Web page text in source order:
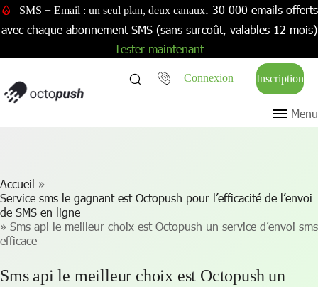
SMS + Email : un seul plan, deux canaux. 30 000 emails offerts
avec chaque abonnement SMS (sans surcoût, valables 12 mois)
Tester maintenant
Connexion Inscription
Menu
Accueil »
Service sms le gagnant est Octopush pour l’efficacité de l’envoi
de SMS en ligne
» Sms api le meilleur choix est Octopush un service d’envoi sms
efficace
Sms api le meilleur choix est Octopush un